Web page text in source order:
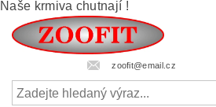
Naše krmiva chutnají !
zoofit@email.cz